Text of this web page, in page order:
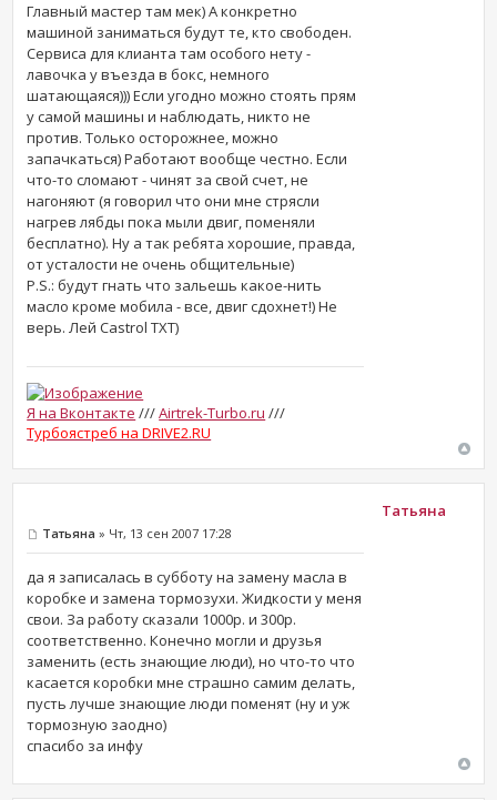
Главный мастер там мек) А конкретно
машиной заниматься будут те, кто свободен.
Сервиса для клианта там особого нету -
лавочка у въезда в бокс, немного
шатающаяся))) Если угодно можно стоять прям
у самой машины и наблюдать, никто не
против. Только осторожнее, можно
запачкаться) Работают вообще честно. Если
что-то сломают - чинят за свой счет, не
нагоняют (я говорил что они мне стрясли
нагрев лябды пока мыли двиг, поменяли
бесплатно). Ну а так ребята хорошие, правда,
от усталости не очень общительные)
P.S.: будут гнать что зальешь какое-нить
масло кроме мобила - все, двиг сдохнет!) Не
верь. Лей Castrol TXT)
Я на Вконтакте ///Airtrek-Turbo.ru ///
Турбоястреб на DRIVE2.RU
Татьяна » Чт, 13 сен 2007 17:28
да я записалась в субботу на замену масла в
коробке и замена тормозухи. Жидкости у меня
свои. За работу сказали 1000р. и 300р.
соответственно. Конечно могли и друзья
заменить (есть знающие люди), но что-то что
касается коробки мне страшно самим делать,
пусть лучше знающие люди поменят (ну и уж
тормозную заодно)
спасибо за инфу
Татьяна